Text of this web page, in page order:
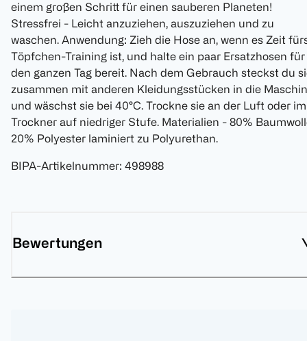
einem großen Schritt für einen sauberen Planeten!
Stressfrei - Leicht anzuziehen, auszuziehen und zu
waschen. Anwendung: Zieh die Hose an, wenn es Zeit
Töpfchen-Training ist, und halte ein paar Ersatzhosen für
den ganzen Tag bereit. Nach dem Gebrauch steckst du
zusammen mit anderen Kleidungsstücken in die
und wäschst sie bei 40°C. Trockne sie an der Luft oder im
Trockner auf niedriger Stufe. Materialien - 80%
20% Polyester laminiert zu Polyurethan.
BIPA-Artikelnummer: 498988
Bewertungen